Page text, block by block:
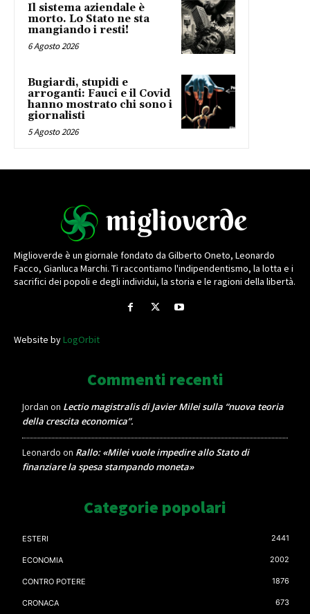
Il sistema aziendale è
morto. Lo Stato ne sta
mangiando i resti!
6 Agosto 2026
Bugiardi, stupidi e
arroganti: Fauci e il Covid
hanno mostrato chi sono i
giornalisti
5 Agosto 2026
Miglioverde è un giornale fondato da Gilberto Oneto, Leonardo
Facco, Gianluca Marchi. Ti raccontiamo l'indipendentismo, la lotta e i
sacrifici dei popoli e degli individui, la storia e le ragioni della libertà.
Website byLogOrbit
Commenti recenti
Jordan on Lectio magistralis di Javier Milei sulla “nuova teoria
della crescita economica”.
Leonardo on Rallo: «Milei vuole impedire allo Stato di
finanziare la spesa stampando moneta»
Categorie popolari
ESTERI 2441
ECONOMIA 2002
CONTRO POTERE 1876
CRONACA 673